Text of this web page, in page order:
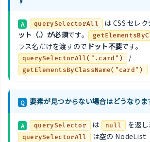
A querySelectorAll は CSS セレ
ット（.）が必須です。
ラス名だけを渡すので ドット不要です。
querySelectorAll(".card") /
getElementsByClassName("card")
Q 要素が見つからない場合はどうなりま
A querySelector は null を返し
querySelectorAll
は空の